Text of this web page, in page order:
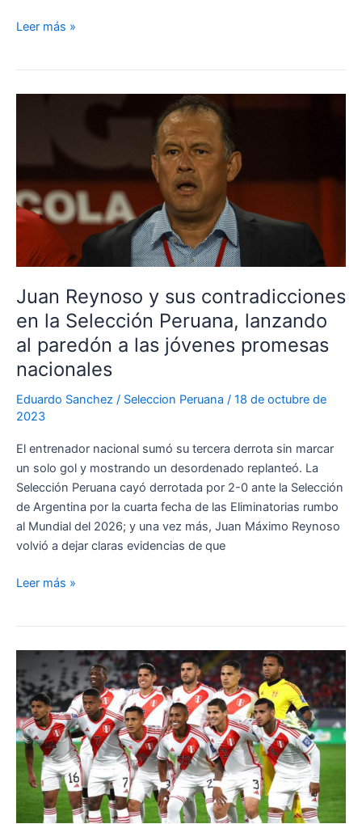
¿Confían
Peruana
no
se
nada
habló
al
respecto
Leer más »
Juan Reynoso y sus contradicciones
en la Selección Peruana, lanzando
al paredón a las jóvenes promesas
nacionales
Eduardo Sanchez / Seleccion Peruana / 18 de octubre de
2023
El entrenador nacional sumó su tercera derrota sin marcar
un solo gol y mostrando un desordenado replanteó. La
Selección Peruana cayó derrotada por 2-0 ante la Selección
de Argentina por la cuarta fecha de las Eliminatorias rumbo
al Mundial del 2026; y una vez más, Juan Máximo Reynoso
volvió a dejar claras evidencias de que
Juan
contradicciones
en
la
Selección
Peruana,
lanzando
paredón
Leer más »